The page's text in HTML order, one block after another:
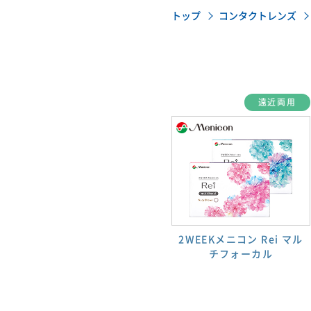
トップ コンタクトレンズ
遠近両用
2WEEKメニコン Rei マル
チフォーカル